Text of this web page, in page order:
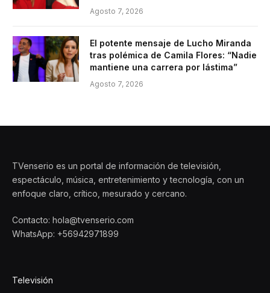
Agosto 7, 2026
El potente mensaje de Lucho Miranda
tras polémica de Camila Flores: “Nadie
mantiene una carrera por lástima”
Agosto 7, 2026
TVenserio es un portal de información de televisión,
espectáculo, música, entretenimiento y tecnología, con un
enfoque claro, crítico, mesurado y cercano.
Contacto: hola@tvenserio.com
WhatsApp: +56942971899
Televisión